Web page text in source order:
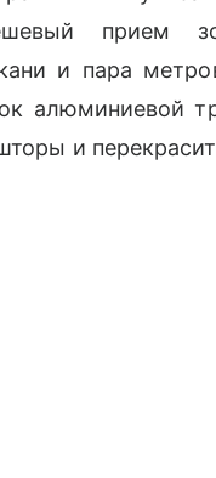
прием
и пара
алюминиевой
и